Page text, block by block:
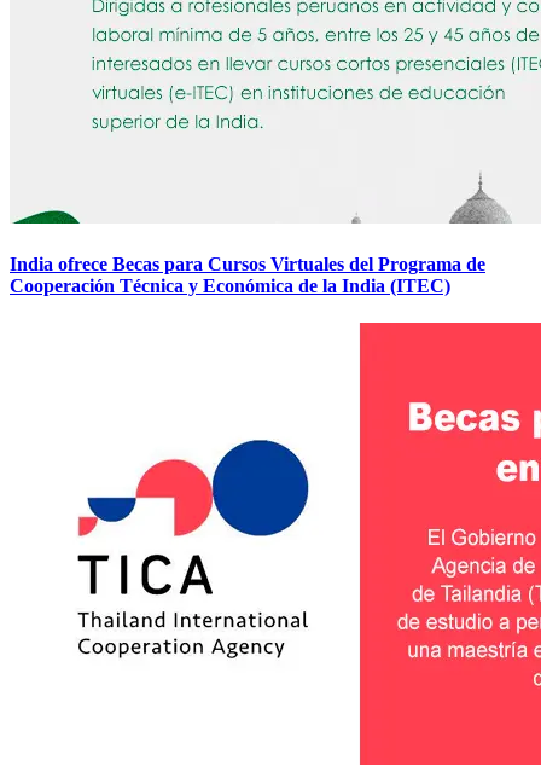
India ofrece Becas para Cursos Virtuales del Programa de
Cooperación Técnica y Económica de la India (ITEC)